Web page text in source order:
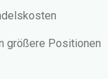
größere Positionen